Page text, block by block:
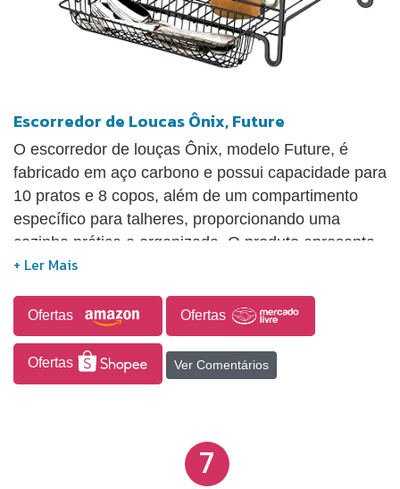
Escorredor de Loucas Ônix, Future
O escorredor de louças Ônix, modelo Future, é
fabricado em aço carbono e possui capacidade para
10 pratos e 8 copos, além de um compartimento
específico para talheres, proporcionando uma
cozinha prática e organizada. O produto apresenta
um tratamento superficial que inclui até quatro
adicional com um protetor especial rust free,
assegurando cores vibrantes e maior resistência à
ferrugem. Com acabamento na cor ônix, o
escorredor é entregue desmontado e é um
Ofertas Ofertas
Ofertas Ver Comentários
7